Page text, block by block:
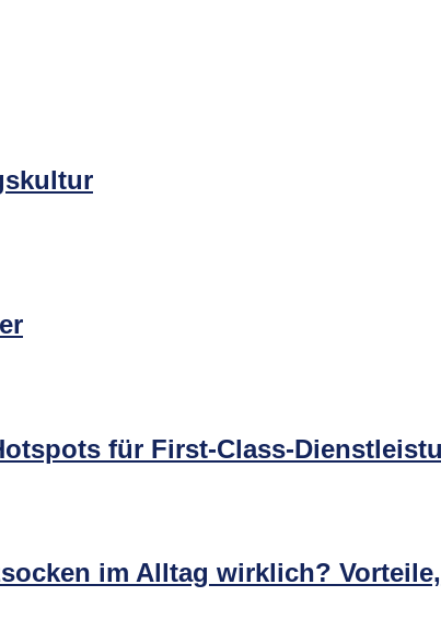
für First-Class-
im Alltag wirklich?